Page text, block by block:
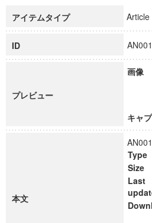
慶應義塾大学グローバルCOE
慶應義塾大学グローバルCOE
博士課程教育リーディングプ
学術雑誌掲載論文等(8)
アイテムタイプ Article
ID
プレビュー
画像
キャ
本文
Type
Size
Last